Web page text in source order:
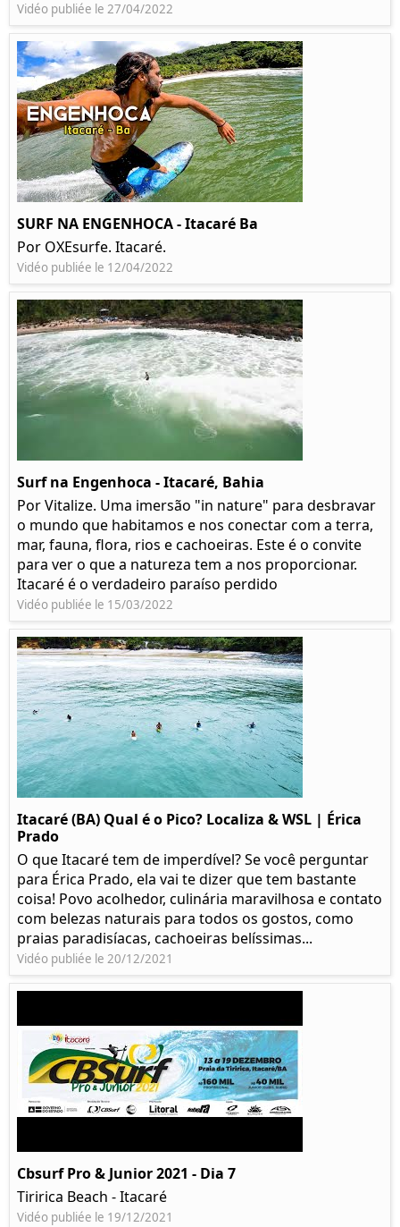
Vidéo publiée le 27/04/2022
SURF NA ENGENHOCA - Itacaré Ba
Por OXEsurfe. Itacaré.
Vidéo publiée le 12/04/2022
Surf na Engenhoca - Itacaré, Bahia
Por Vitalize. Uma imersão "in nature" para desbravar
o mundo que habitamos e nos conectar com a terra,
mar, fauna, flora, rios e cachoeiras. Este é o convite
para ver o que a natureza tem a nos proporcionar.
Itacaré é o verdadeiro paraíso perdido
Vidéo publiée le 15/03/2022
Itacaré (BA) Qual é o Pico? Localiza & WSL | Érica
Prado​
O que Itacaré tem de imperdível? Se você perguntar
para Érica Prado, ela vai te dizer que tem bastante
coisa!​ Povo acolhedor, culinária maravilhosa e contato
com belezas naturais para todos os gostos, como
praias paradisíacas, cachoeiras belíssimas...
Vidéo publiée le 20/12/2021
Cbsurf Pro & Junior 2021 - Dia 7
Tiririca Beach - Itacaré
Vidéo publiée le 19/12/2021